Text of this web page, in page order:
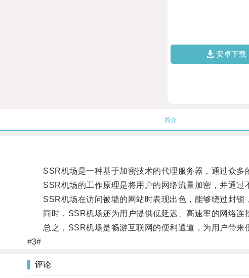
安卓下载
简介
SSR机场是一种基于加密技术的代理服务器，通过众多
SSR机场的工作原理是将用户的网络流量加密，并通过
SSR机场在访问被墙的网站时表现出色，能够绕过封锁
同时，SSR机场还为用户提供低延迟、高速率的网络连
总之，SSR机场是畅游互联网的便利通道，为用户带来
#3#
评论